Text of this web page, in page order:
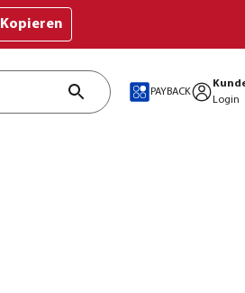
Kopieren
PAYBACK
Login